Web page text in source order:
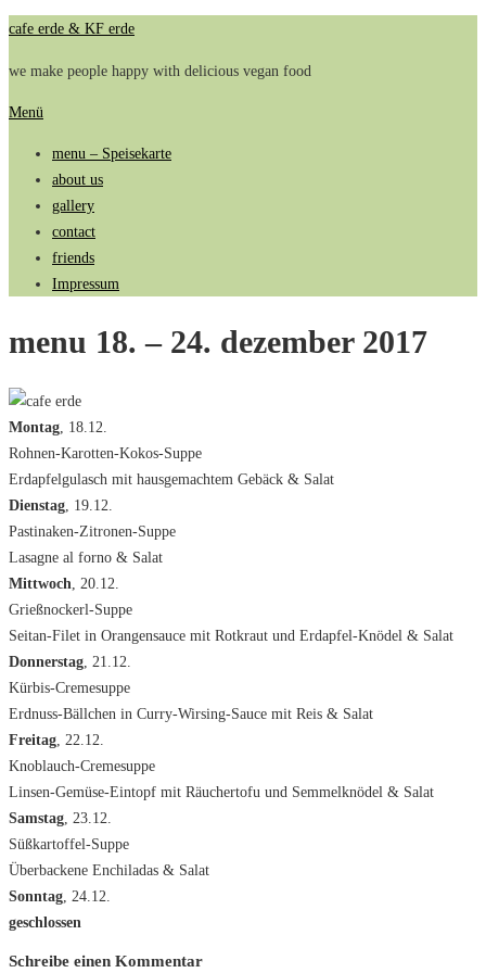
Zum
springen
cafe erde & KF erde
we make people happy with delicious vegan food
Menü
menu – Speisekarte
about us
gallery
contact
friends
Impressum
menu 18. – 24. dezember 2017
Montag, 18.12.
Rohnen-Karotten-Kokos-Suppe
Erdapfelgulasch mit hausgemachtem Gebäck & Salat
Dienstag, 19.12.
Pastinaken-Zitronen-Suppe
Lasagne al forno & Salat
Mittwoch, 20.12.
Grießnockerl-Suppe
Seitan-Filet in Orangensauce mit Rotkraut und Erdapfel-Knödel & Salat
Donnerstag, 21.12.
Kürbis-Cremesuppe
Erdnuss-Bällchen in Curry-Wirsing-Sauce mit Reis & Salat
Freitag, 22.12.
Knoblauch-Cremesuppe
Linsen-Gemüse-Eintopf mit Räuchertofu und Semmelknödel & Salat
Samstag, 23.12.
Süßkartoffel-Suppe
Überbackene Enchiladas & Salat
Sonntag, 24.12.
geschlossen
Schreibe einen Kommentar